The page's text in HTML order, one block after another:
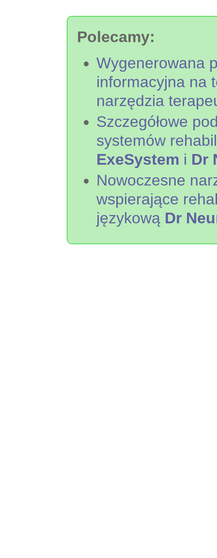
Polecamy:
Wygenerowana
informacyjna na
narzędzia
Szczegółowe
systemów
ExeSystem i Dr
Nowoczesne
wspierające
językową Dr